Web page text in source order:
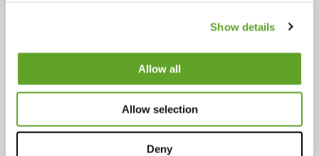
Show details
Allow all
Allow selection
Deny